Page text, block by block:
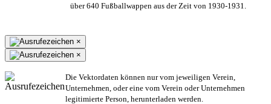
über 640 Fußballwappen aus der Zeit von 1930-1931.
×
×
Die Vektordaten können nur vom jeweiligen Verein,
Unternehmen, oder eine vom Verein oder Unternehmen
legitimierte Person, herunterladen werden.